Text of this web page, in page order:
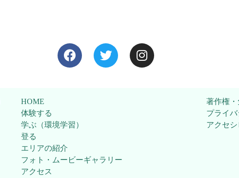
HOME
体験する
学ぶ（環境学習）
登る
エリアの紹介
フォト・ムービーギャラリー
アクセス
著作権
プライ
アクセ